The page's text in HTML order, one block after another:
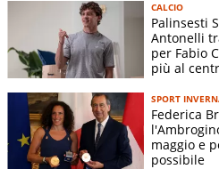
CALCIO
Palinsesti
Antonelli
per Fabio
più al
SPORT
Federica
maggio e
possibile